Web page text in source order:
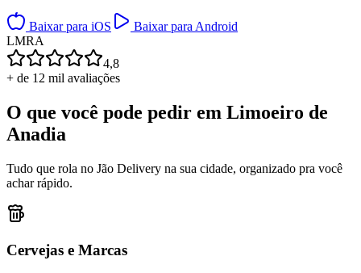
Baixar para iOS
Baixar para Android
LMRA
4,8
+ de 12 mil avaliações
O que você pode pedir em Limoeiro de
Anadia
Tudo que rola no Jão Delivery na sua cidade, organizado pra você
achar rápido.
Cervejas e Marcas